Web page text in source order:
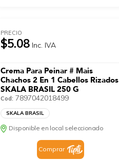
PRECIO
$5.08 Inc. IVA
Crema Para Peinar # Mais
Chachos 2 En 1 Cabellos Rizados
SKALA BRASIL 250 G
Cod: 7897042018499
SKALA BRASIL
Disponible en local seleccionado
Comprar